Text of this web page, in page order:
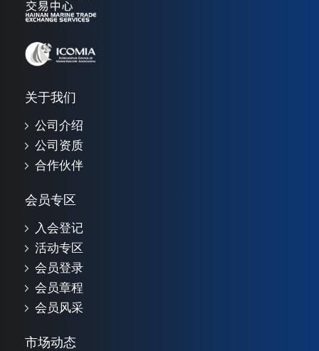
关于我们
公司介绍
公司资质
合作伙伴
会员专区
入会登记
活动专区
会员登录
会员章程
会员风采
市场动态